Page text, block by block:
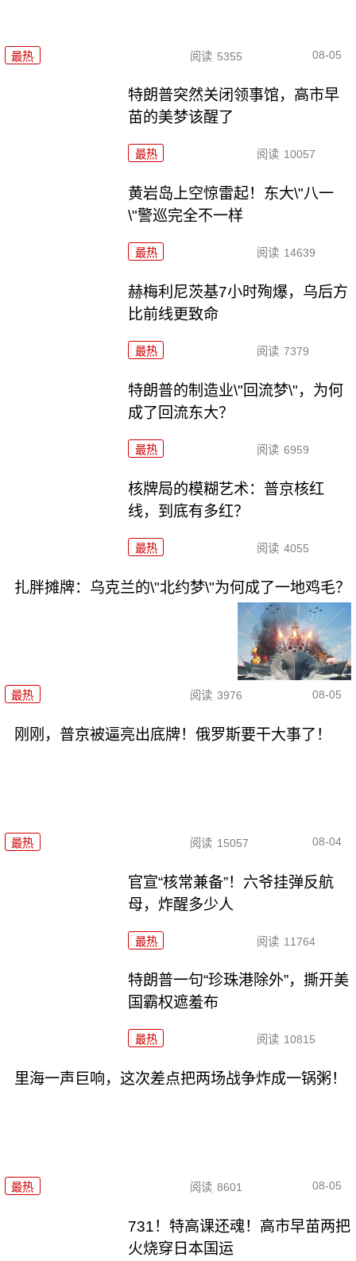
最热 阅读 5355 08-05
特朗普突然关闭领事馆，高市早
苗的美梦该醒了
最热 阅读 10057
黄岩岛上空惊雷起！东大\"八一
\"警巡完全不一样
最热 阅读 14639
赫梅利尼茨基7小时殉爆，乌后方
比前线更致命
最热 阅读 7379
特朗普的制造业\"回流梦\"，为何
成了回流东大？
最热 阅读 6959
核牌局的模糊艺术：普京核红
线，到底有多红？
最热 阅读 4055
扎胖摊牌：乌克兰的\"北约梦\"为何成了一地鸡毛？
最热 阅读 3976 08-05
刚刚，普京被逼亮出底牌！俄罗斯要干大事了！
最热 阅读 15057 08-04
官宣“核常兼备”！六爷挂弹反航
母，炸醒多少人
最热 阅读 11764
特朗普一句“珍珠港除外”，撕开美
国霸权遮羞布
最热 阅读 10815
里海一声巨响，这次差点把两场战争炸成一锅粥！
最热 阅读 8601 08-05
731！特高课还魂！高市早苗两把
火烧穿日本国运